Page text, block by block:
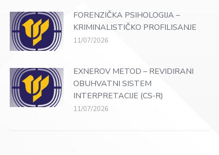
FORENZIČKA PSIHOLOGIJA –
KRIMINALISTIČKO PROFILISANJE
11/07/2026
EXNEROV METOD – REVIDIRANI
OBUHVATNI SISTEM
INTERPRETACIJE (CS-R)
11/07/2026